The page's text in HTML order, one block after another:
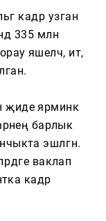
кадәр узган
335 млн
яшелчә, ит,
ярминкә
барлык
эшләгән.
ваклап
кадәр